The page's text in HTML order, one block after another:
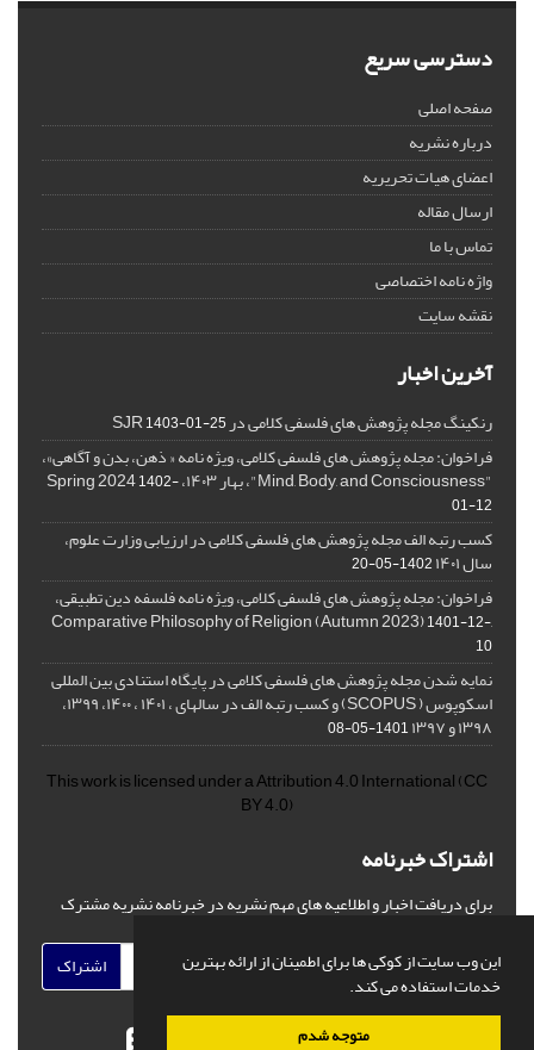
این وب سایت از کوکی ها برای اطمینان از ارائه بهترین
خدمات استفاده می کند.
متوجه شدم
دسترسی سریع
صفحه اصلی
درباره نشریه
اعضای هیات تحریریه
ارسال مقاله
تماس با ما
واژه نامه اختصاصی
نقشه سایت
آخرین اخبار
رنکینگ مجله پژوهش های فلسفی کلامی در SJR1403-01-25
فراخوان: مجله پژوهش های فلسفی کلامی، ویژه نامه « ذهن، بدن و آگاهی»،
"Mind, Body, and Consciousness"، بهار ۱۴۰۳، Spring 2024
1402-
01-12
کسب رتبه الف مجله پژوهش های فلسفی کلامی در ارزیابی وزارت علوم،
سال ۱۴۰۱ 1402-05-20
فراخوان: مجله پژوهش های فلسفی کلامی، ویژه نامه فلسفه دین تطبیقی،
,Comparative Philosophy of Religion (Autumn 2023)
1401-12-
10
نمایه شدن مجله پژوهش های فلسفی کلامی در پایگاه استنادی بین المللی
اسکوپوس ( SCOPUS) و کسب رتبه الف در سالهای ، ۱۴۰۱ ، ۱۴۰۰، ۱۳۹۹،
۱۳۹۸ و ۱۳۹۷ 1401-05-08
This work is licensed under aAttribution 4.0 International(CC
BY 4.0)
اشتراک خبرنامه
برای دریافت اخبار و اطلاعیه های مهم نشریه در خبرنامه نشریه مشترک
اشتراک